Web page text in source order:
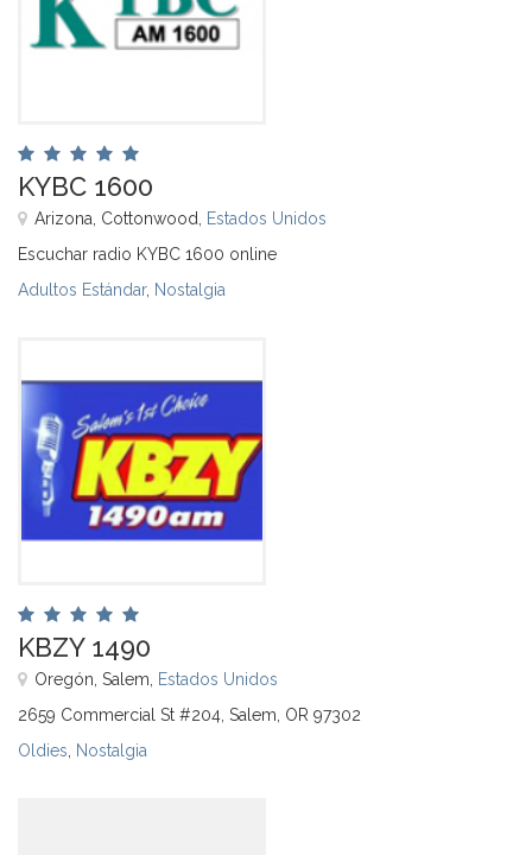
KYBC 1600
Arizona, Cottonwood, Estados Unidos
Escuchar radio KYBC 1600 online
Adultos Estándar, Nostalgia
KBZY 1490
Oregón, Salem, Estados Unidos
2659 Commercial St #204, Salem, OR 97302
Oldies Nostalgia